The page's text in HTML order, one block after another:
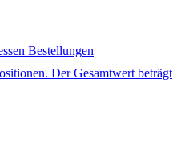
Bestellungen
Der Gesamtwert beträgt